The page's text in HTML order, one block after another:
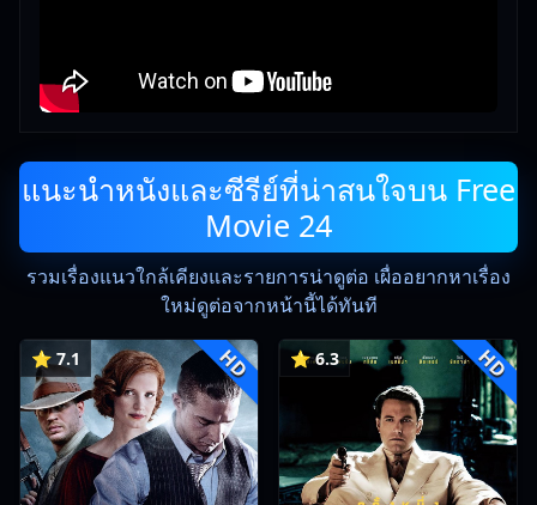
แนะนำหนังและซีรีย์ที่น่าสนใจบน Free
Movie 24
รวมเรื่องแนวใกล้เคียงและรายการน่าดูต่อ เผื่ออยากหาเรื่อง
ใหม่ดูต่อจากหน้านี้ได้ทันที
⭐ 7.1 HD ⭐ 6.3 HD